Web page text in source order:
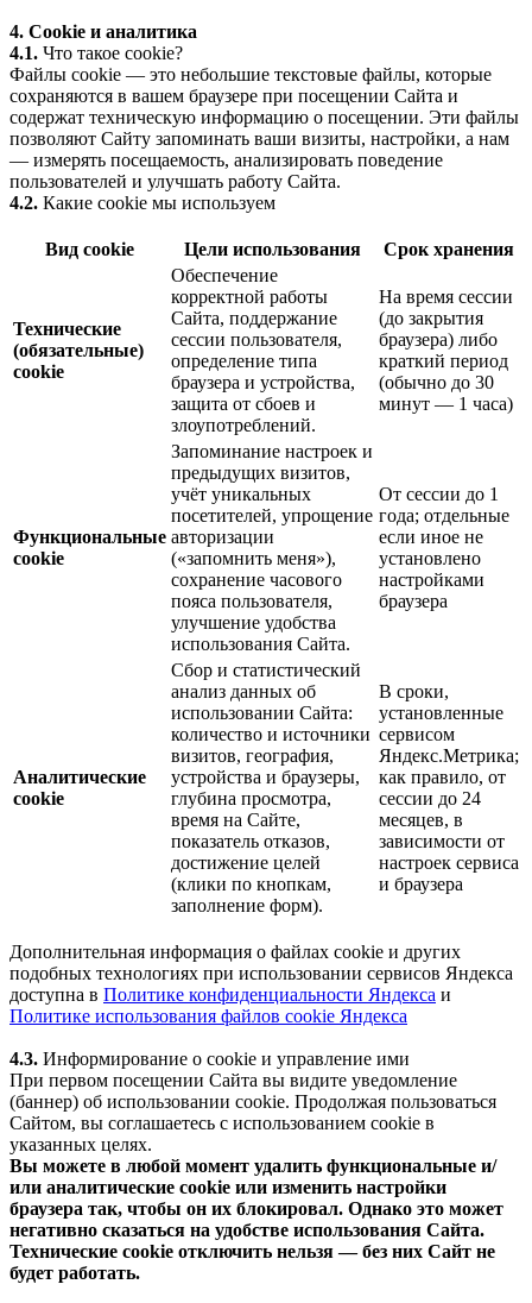
4. Cookie и аналитика
4.1. Что такое cookie?
Файлы cookie — это небольшие текстовые файлы, которые
сохраняются в вашем браузере при посещении Сайта и
содержат техническую информацию о посещении. Эти файлы
позволяют Сайту запоминать ваши визиты, настройки, а нам
— измерять посещаемость, анализировать поведение
пользователей и улучшать работу Сайта.
4.2. Какие cookie мы используем
Вид cookie Цели использования Срок хранения
Технические
(обязательные)
cookie
Обеспечение
корректной работы
Сайта, поддержание
сессии пользователя,
определение типа
браузера и устройства,
защита от сбоев и
злоупотреблений.
На время сессии
(до закрытия
браузера) либо
краткий период
(обычно до 30
минут — 1 часа)
Функциональные
cookie
Запоминание настроек и
предыдущих визитов,
учёт уникальных
посетителей, упрощение
авторизации
(«запомнить меня»),
сохранение часового
пояса пользователя,
улучшение удобства
использования Сайта.
От сессии до 1
года; отдельные
если иное не
установлено
настройками
браузера
Аналитические
cookie
Сбор и статистический
анализ данных об
использовании Сайта:
количество и источники
визитов, география,
устройства и браузеры,
глубина просмотра,
время на Сайте,
показатель отказов,
достижение целей
(клики по кнопкам,
заполнение форм).
В сроки,
установленные
сервисом
Яндекс.Метрика;
как правило, от
сессии до 24
месяцев, в
зависимости от
настроек сервиса
и браузера
Дополнительная информация о файлах cookie и других
подобных технологиях при использовании сервисов Яндекса
доступна в Политике конфиденциальности Яндекса и
Политике использования файлов cookie Яндекса
4.3. Информирование о cookie и управление ими
При первом посещении Сайта вы видите уведомление
(баннер) об использовании cookie. Продолжая пользоваться
Сайтом, вы соглашаетесь с использованием cookie в
указанных целях.
Вы можете в любой момент удалить функциональные и/
или аналитические cookie или изменить настройки
браузера так, чтобы он их блокировал. Однако это может
негативно сказаться на удобстве использования Сайта.
Технические cookie отключить нельзя — без них Сайт не
будет работать.